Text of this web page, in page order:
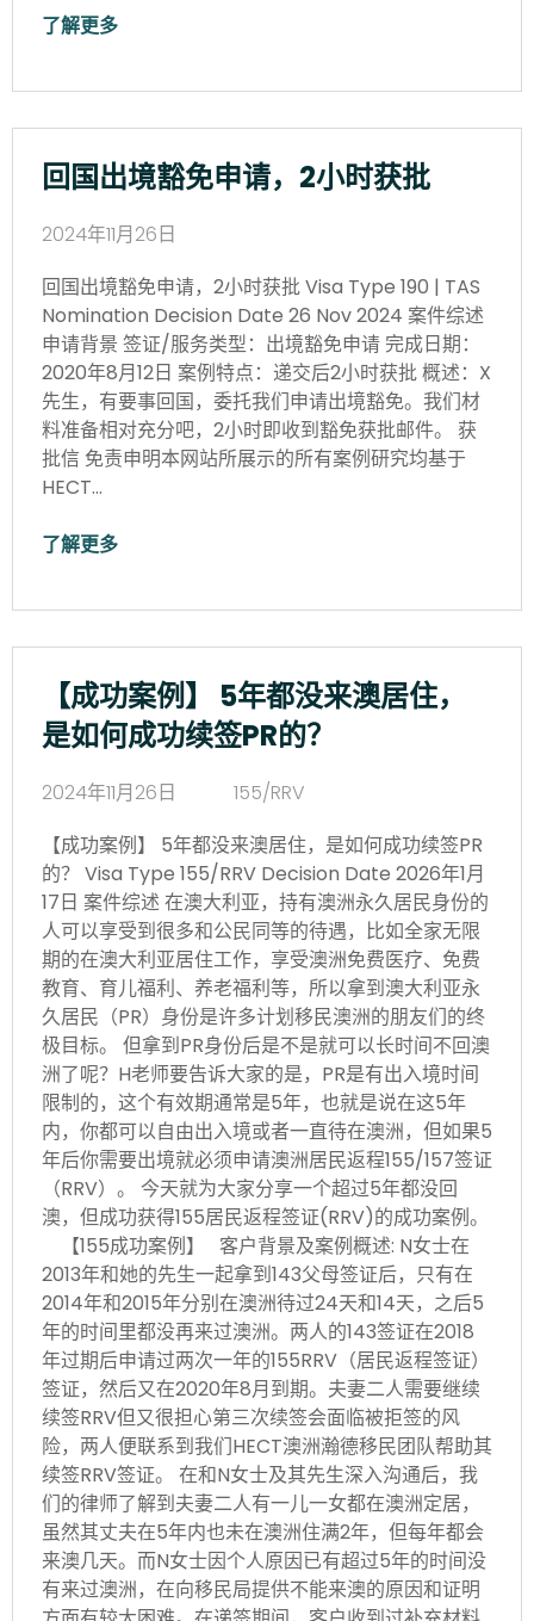
了解更多
回国出境豁免申请，2小时获批
2024年11月26日
回国出境豁免申请，2小时获批 Visa Type 190 | TAS
Nomination Decision Date 26 Nov 2024 案件综述
申请背景 签证/服务类型：出境豁免申请 完成日期：
2020年8月12日 案例特点：递交后2小时获批 概述：X
先生，有要事回国，委托我们申请出境豁免。我们材
料准备相对充分吧，2小时即收到豁免获批邮件。 获
批信 免责申明本网站所展示的所有案例研究均基于
HECT…
了解更多
【成功案例】 5年都没来澳居住，
是如何成功续签PR的？
2024年11月26日
155/RRV
【成功案例】 5年都没来澳居住，是如何成功续签PR
的？ Visa Type 155/RRV Decision Date 2026年1月
17日 案件综述 在澳大利亚，持有澳洲永久居民身份的
人可以享受到很多和公民同等的待遇，比如全家无限
期的在澳大利亚居住工作，享受澳洲免费医疗、免费
教育、育儿福利、养老福利等，所以拿到澳大利亚永
久居民（PR）身份是许多计划移民澳洲的朋友们的终
极目标。 但拿到PR身份后是不是就可以长时间不回澳
洲了呢？H老师要告诉大家的是，PR是有出入境时间
限制的，这个有效期通常是5年，也就是说在这5年
内，你都可以自由出入境或者一直待在澳洲，但如果5
年后你需要出境就必须申请澳洲居民返程155/157签证
（RRV）。 今天就为大家分享一个超过5年都没回
澳，但成功获得155居民返程签证(RRV)的成功案例。
【155成功案例】 客户背景及案例概述: N女士在
2013年和她的先生一起拿到143父母签证后，只有在
2014年和2015年分别在澳洲待过24天和14天，之后5
年的时间里都没再来过澳洲。两人的143签证在2018
年过期后申请过两次一年的155RRV（居民返程签证）
签证，然后又在2020年8月到期。夫妻二人需要继续
续签RRV但又很担心第三次续签会面临被拒签的风
险，两人便联系到我们HECT澳洲瀚德移民团队帮助其
续签RRV签证。 在和N女士及其先生深入沟通后，我
们的律师了解到夫妻二人有一儿一女都在澳洲定居，
虽然其丈夫在5年内也未在澳洲住满2年，但每年都会
来澳几天。而N女士因个人原因已有超过5年的时间没
有来过澳洲，在向移民局提供不能来澳的原因和证明